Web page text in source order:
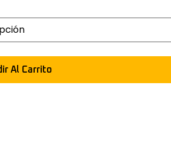
Al Carrito